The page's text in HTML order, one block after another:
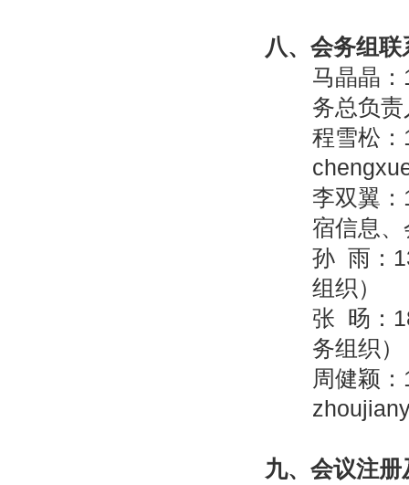
八、 会务组联
马晶晶
务总负
程雪松
李双翼
宿信息
孙 雨：
组织）
张 旸：
务组织）
周健颖
九、 会议注册